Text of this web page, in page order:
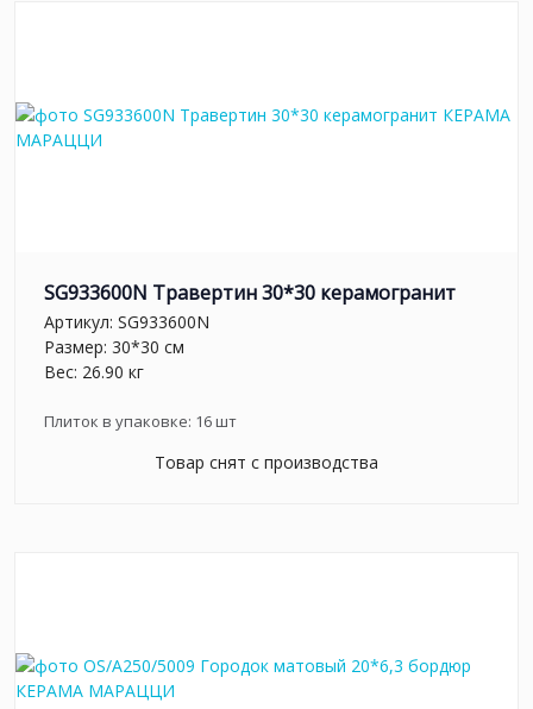
SG933600N Травертин 30*30 керамогранит
Артикул: SG933600N
Размер: 30*30 см
Вес: 26.90 кг
Плиток в упаковке: 16шт
Товар снят с производства